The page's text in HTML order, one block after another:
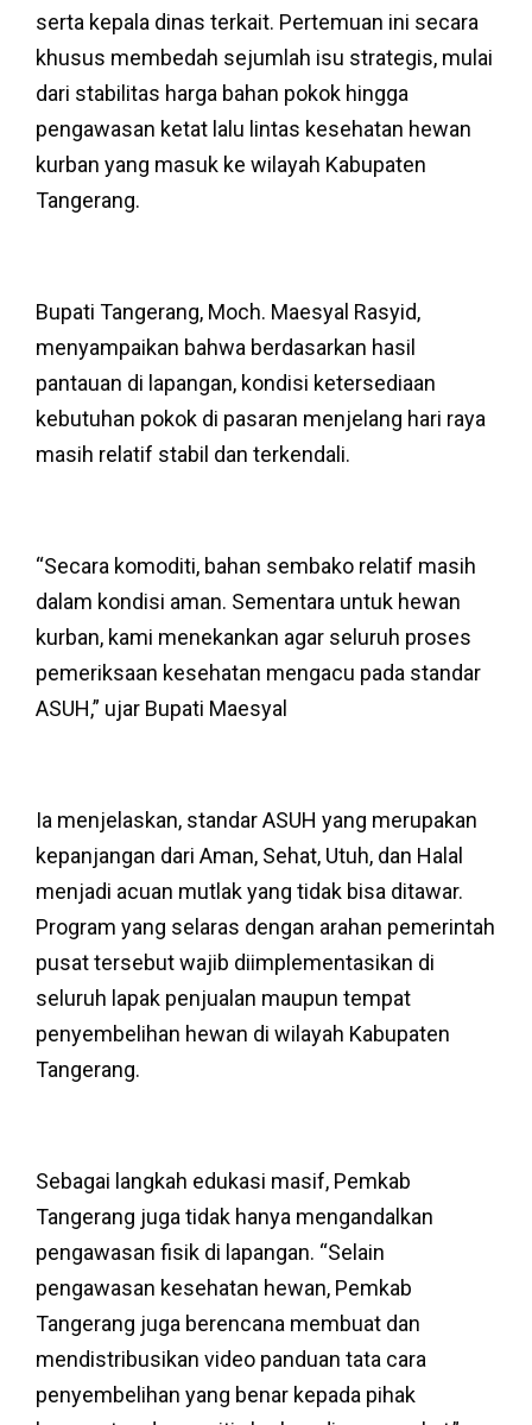
serta kepala dinas terkait. Pertemuan ini secara
khusus membedah sejumlah isu strategis, mulai
dari stabilitas harga bahan pokok hingga
pengawasan ketat lalu lintas kesehatan hewan
kurban yang masuk ke wilayah Kabupaten
Tangerang.
Bupati Tangerang, Moch. Maesyal Rasyid,
menyampaikan bahwa berdasarkan hasil
pantauan di lapangan, kondisi ketersediaan
kebutuhan pokok di pasaran menjelang hari raya
masih relatif stabil dan terkendali.
“Secara komoditi, bahan sembako relatif masih
dalam kondisi aman. Sementara untuk hewan
kurban, kami menekankan agar seluruh proses
pemeriksaan kesehatan mengacu pada standar
ASUH,” ujar Bupati Maesyal
Ia menjelaskan, standar ASUH yang merupakan
kepanjangan dari Aman, Sehat, Utuh, dan Halal
menjadi acuan mutlak yang tidak bisa ditawar.
Program yang selaras dengan arahan pemerintah
pusat tersebut wajib diimplementasikan di
seluruh lapak penjualan maupun tempat
penyembelihan hewan di wilayah Kabupaten
Tangerang.
Sebagai langkah edukasi masif, Pemkab
Tangerang juga tidak hanya mengandalkan
pengawasan fisik di lapangan. “Selain
pengawasan kesehatan hewan, Pemkab
Tangerang juga berencana membuat dan
mendistribusikan video panduan tata cara
penyembelihan yang benar kepada pihak